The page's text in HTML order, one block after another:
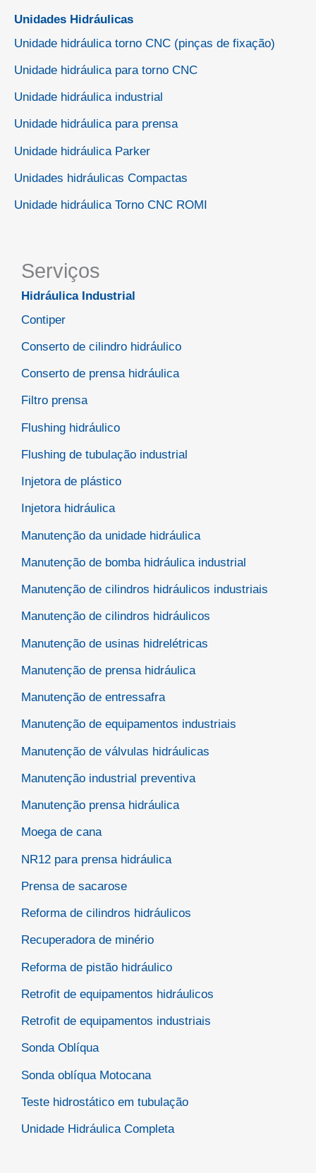
Unidades Hidráulicas
Unidade hidráulica torno CNC (pinças de fixação)
Unidade hidráulica para torno CNC
Unidade hidráulica industrial
Unidade hidráulica para prensa
Unidade hidráulica Parker
Unidades hidráulicas Compactas
Unidade hidráulica Torno CNC ROMI
Serviços
Hidráulica Industrial
Contiper
Conserto de cilindro hidráulico
Conserto de prensa hidráulica
Filtro prensa
Flushing hidráulico
Flushing de tubulação industrial
Injetora de plástico
Injetora hidráulica
Manutenção da unidade hidráulica
Manutenção de bomba hidráulica industrial
Manutenção de cilindros hidráulicos industriais
Manutenção de cilindros hidráulicos
Manutenção de usinas hidrelétricas
Manutenção de prensa hidráulica
Manutenção de entressafra
Manutenção de equipamentos industriais
Manutenção de válvulas hidráulicas
Manutenção industrial preventiva
Manutenção prensa hidráulica
Moega de cana
NR12 para prensa hidráulica
Prensa de sacarose
Reforma de cilindros hidráulicos
Recuperadora de minério
Reforma de pistão hidráulico
Retrofit de equipamentos hidráulicos
Retrofit de equipamentos industriais
Sonda Oblíqua
Sonda oblíqua Motocana
Teste hidrostático em tubulação
Unidade Hidráulica Completa